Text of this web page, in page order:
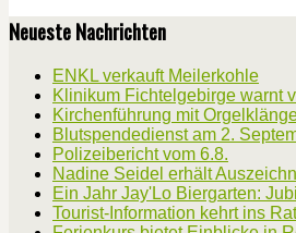
Neueste Nachrichten
ENKL verkauft Meilerkohle
Klinikum Fichtelgebirge warnt
Kirchenführung mit
Blutspendedienst am 2.
Polizeibericht vom 6.8.
Nadine Seidel erhält
Ein Jahr Jay'Lo Biergarten:
Tourist-Information kehrt ins